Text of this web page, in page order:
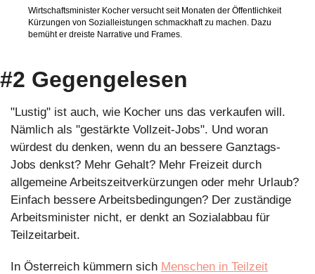
Wirtschaftsminister Kocher versucht seit Monaten der Öffentlichkeit
Kürzungen von Sozialleistungen schmackhaft zu machen. Dazu
bemüht er dreiste Narrative und Frames.
#2 Gegengelesen
"Lustig" ist auch, wie Kocher uns das verkaufen will.
Nämlich als "gestärkte Vollzeit-Jobs". Und woran
würdest du denken, wenn du an bessere Ganztags-
Jobs denkst? Mehr Gehalt? Mehr Freizeit durch
allgemeine Arbeitszeitverkürzungen oder mehr Urlaub?
Einfach bessere Arbeitsbedingungen? Der zuständige
Arbeitsminister nicht, er denkt an Sozialabbau für
Teilzeitarbeit.
In Österreich kümmern sich Menschen in Teilzeit